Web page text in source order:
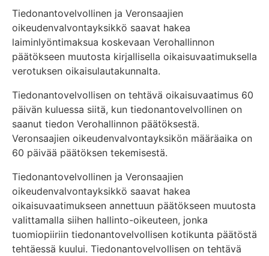
Tiedonantovelvollinen ja Veronsaajien
oikeudenvalvontayksikkö saavat hakea
laiminlyöntimaksua koskevaan Verohallinnon
päätökseen muutosta kirjallisella oikaisuvaatimuksella
verotuksen oikaisulautakunnalta.
Tiedonantovelvollisen on tehtävä oikaisuvaatimus 60
päivän kuluessa siitä, kun tiedonantovelvollinen on
saanut tiedon Verohallinnon päätöksestä.
Veronsaajien oikeudenvalvontayksikön määräaika on
60 päivää päätöksen tekemisestä.
Tiedonantovelvollinen ja Veronsaajien
oikeudenvalvontayksikkö saavat hakea
oikaisuvaatimukseen annettuun päätökseen muutosta
valittamalla siihen hallinto-oikeuteen, jonka
tuomiopiiriin tiedonantovelvollisen kotikunta päätöstä
tehtäessä kuului. Tiedonantovelvollisen on tehtävä